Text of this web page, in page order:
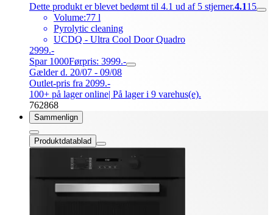
Dette produkt er blevet bedømt til 4.1 ud af 5 stjerner.4.115
Volume:77 l
Pyrolytic cleaning
UCDQ - Ultra Cool Door Quadro
2999.-
Spar 1000Førpris: 3999.-
Gælder d. 20/07 - 09/08
Outlet-pris fra 2099.-
100+ på lager online| På lager i 9 varehus(e).
762868
Sammenlign
Produktdatablad